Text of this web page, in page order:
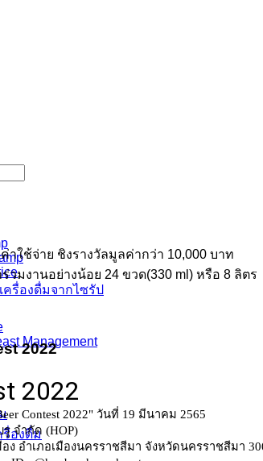
ครื่องดื่มจากไซรัป
Management
รื่องดื่ม
าใช้จ่าย ชิงรางวัลมูลค่ากว่า 10,000 บาท
ร่วมงานอย่างน้อย 24 ขวด(330 ml) หรือ 8 ลิตร
2022